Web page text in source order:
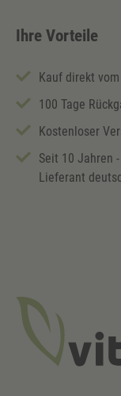
Ihre Vorteile
Kauf direkt
100 Tage
Kostenloser
Seit 10 Jahren
Lieferant